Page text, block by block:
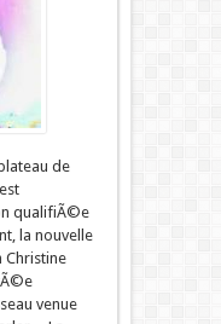
de
qualifiÃ©e
la nouvelle
venue